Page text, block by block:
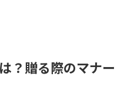
？贈る際のマナー